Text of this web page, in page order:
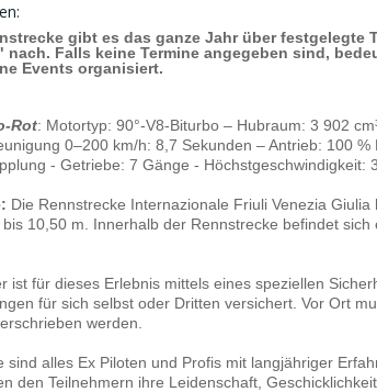
gibt es das ganze Jahr über festgelegte
nach. Falls keine Termine angegeben sind,
Events organisiert.
Rot: Motortyp: 90°-V8-Biturbo – Hubraum: 3 902
0–200 km/h: 8,7 Sekunden – Antrieb: 100
- Getriebe: 7 Gänge - Höchstgeschwindigkeit:
Die Rennstrecke Internazionale Friuli Venezia
10,50 m. Innerhalb der Rennstrecke befindet sich
ist für dieses Erlebnis mittels eines speziellen
für sich selbst oder Dritten versichert. Vor Ort
werden.
sind alles Ex Piloten und Profis mit langjähriger
den Teilnehmern ihre Leidenschaft,